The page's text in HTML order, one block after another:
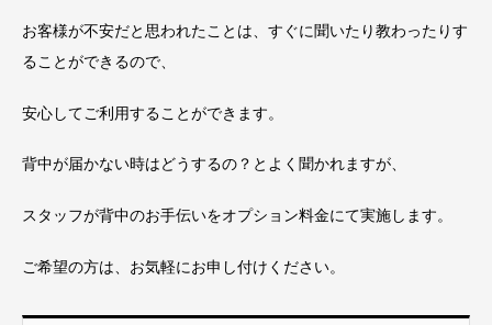
お客様が不安だと思われたことは、すぐに聞いたり教わったりす
ることができるので、
安心してご利用することができます。
背中が届かない時はどうするの？とよく聞かれますが、
スタッフが背中のお手伝いをオプション料金にて実施します。
ご希望の方は、お気軽にお申し付けください。